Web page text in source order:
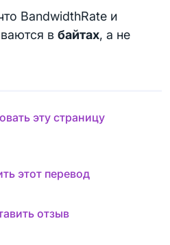
BandwidthRate и
в байтах, а не
эту страницу
этот перевод
отзыв